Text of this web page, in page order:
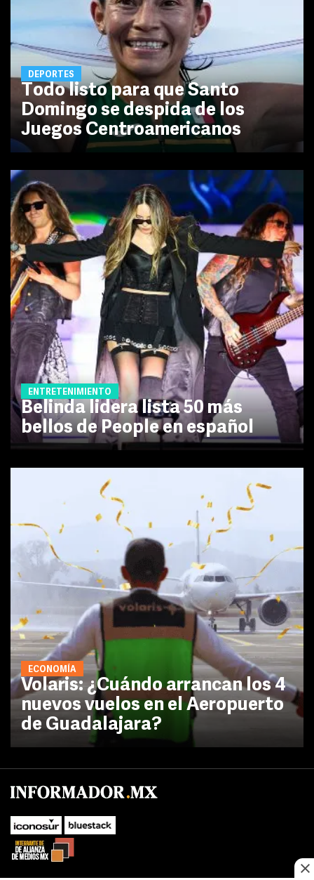
DEPORTES
Todo listo para que Santo
Domingo se despida de los
Juegos Centroamericanos
ENTRETENIMIENTO
Belinda lidera lista 50 más
bellos de People en español
ECONOMÍA
Volaris: ¿Cuándo arrancan los 4
nuevos vuelos en el Aeropuerto
de Guadalajara?